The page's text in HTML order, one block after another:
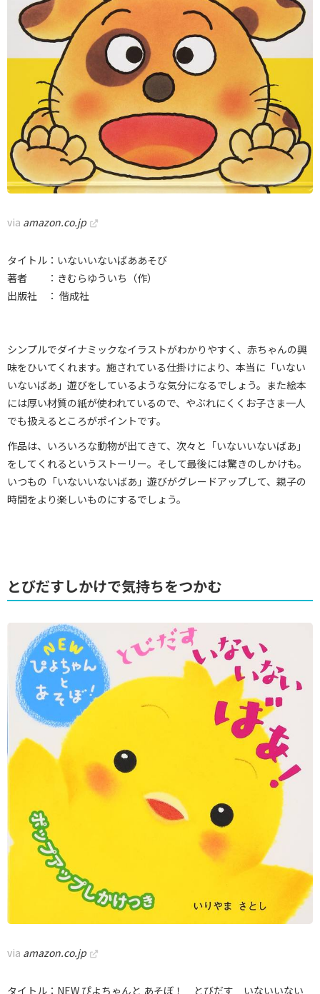
via amazon.co.jp
タイトル：いないいないばああそび
著者 ：きむらゆういち（作）
出版社 ： 偕成社
シンプルでダイナミックなイラストがわかりやすく、赤ちゃんの興
味をひいてくれます。施されている仕掛けにより、本当に「いない
いないばあ」遊びをしているような気分になるでしょう。また絵本
には厚い材質の紙が使われているので、やぶれにくくお子さま一人
でも扱えるところがポイントです。
作品は、いろいろな動物が出てきて、次々と「いないいないばあ」
をしてくれるというストーリー。そして最後には驚きのしかけも。
いつもの「いないいないばあ」遊びがグレードアップして、親子の
時間をより楽しいものにするでしょう。
とびだすしかけで気持ちをつかむ
via amazon.co.jp
タイトル：NEW ぴよちゃんと あそぼ！ とびだす いないいない